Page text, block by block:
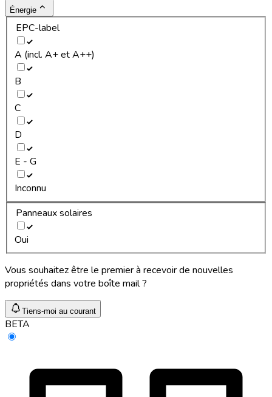
Énergie
EPC-label
A (incl. A+ et A++)
B
C
D
E - G
Inconnu
Panneaux solaires
Oui
Vous souhaitez être le premier à recevoir de nouvelles
propriétés dans votre boîte mail ?
Tiens-moi au courant
BETA